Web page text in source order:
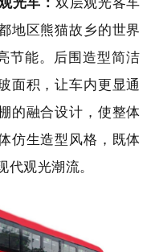
地区熊猫故乡的世界
节能。后围造型简洁
面积，让车内更显通
的融合设计，使整体
仿生造型风格，既体
观光潮流。